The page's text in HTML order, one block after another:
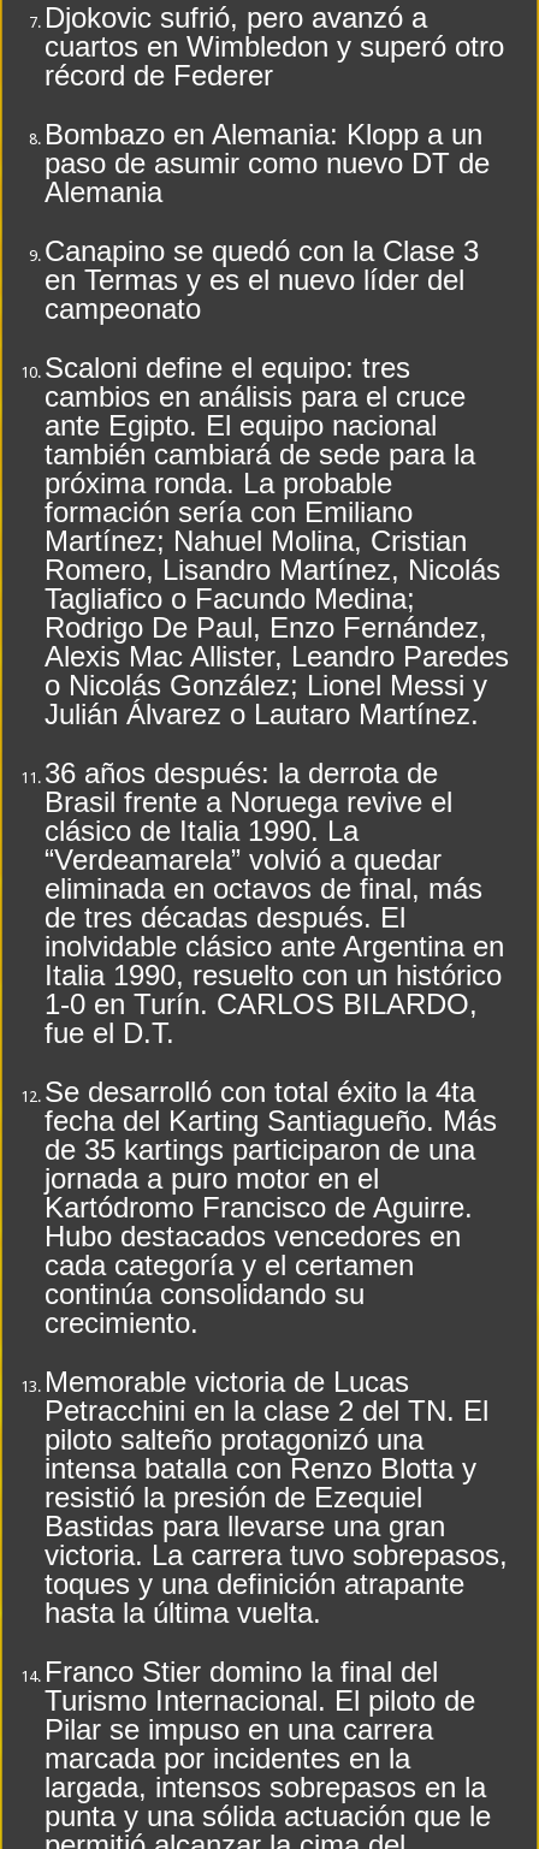
Djokovic sufrió, pero avanzó a
cuartos en Wimbledon y superó otro
récord de Federer
Bombazo en Alemania: Klopp a un
paso de asumir como nuevo DT de
Alemania
Canapino se quedó con la Clase 3
en Termas y es el nuevo líder del
campeonato
Scaloni define el equipo: tres
cambios en análisis para el cruce
ante Egipto. El equipo nacional
también cambiará de sede para la
próxima ronda. La probable
formación sería con Emiliano
Martínez; Nahuel Molina, Cristian
Romero, Lisandro Martínez, Nicolás
Tagliafico o Facundo Medina;
Rodrigo De Paul, Enzo Fernández,
Alexis Mac Allister, Leandro Paredes
o Nicolás González; Lionel Messi y
Julián Álvarez o Lautaro Martínez.
36 años después: la derrota de
Brasil frente a Noruega revive el
clásico de Italia 1990. La
“Verdeamarela” volvió a quedar
eliminada en octavos de final, más
de tres décadas después. El
inolvidable clásico ante Argentina en
Italia 1990, resuelto con un histórico
1-0 en Turín. CARLOS BILARDO,
fue el D.T.
Se desarrolló con total éxito la 4ta
fecha del Karting Santiagueño. Más
de 35 kartings participaron de una
jornada a puro motor en el
Kartódromo Francisco de Aguirre.
Hubo destacados vencedores en
cada categoría y el certamen
continúa consolidando su
crecimiento.
Memorable victoria de Lucas
Petracchini en la clase 2 del TN. El
piloto salteño protagonizó una
intensa batalla con Renzo Blotta y
resistió la presión de Ezequiel
Bastidas para llevarse una gran
victoria. La carrera tuvo sobrepasos,
toques y una definición atrapante
hasta la última vuelta.
Franco Stier domino la final del
Turismo Internacional. El piloto de
Pilar se impuso en una carrera
marcada por incidentes en la
largada, intensos sobrepasos en la
punta y una sólida actuación que le